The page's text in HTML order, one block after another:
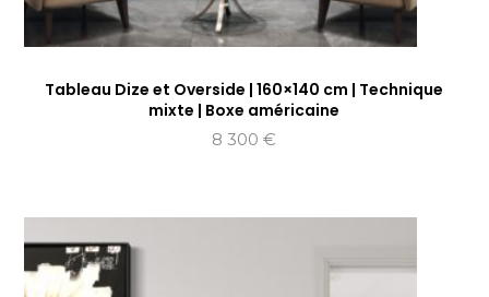
Tableau Dize et Overside | 160×140 cm | Technique
mixte | Boxe américaine
8 300 €